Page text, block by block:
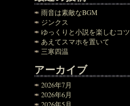
雨音は素敵なBGM
ジンクス
ゆっくりと小説を楽しむコツ
あえてスマホを置いて
三寒四温
アーカイブ
2026年7月
2026年6月